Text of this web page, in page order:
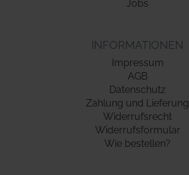
Jobs
INFORMATIONEN
Impressum
AGB
Datenschutz
Zahlung und Lieferung
Widerrufsrecht
Widerrufsformular
Wie bestellen?